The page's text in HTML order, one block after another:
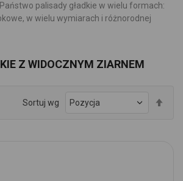
palisady gładkie w wielu formach:
w wielu wymiarach i różnorodnej
Z WIDOCZNYM ZIARNEM
Sortuj wg